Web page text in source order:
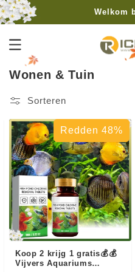
Meteen
naar de
content
Welkom
Gratis
C
l
l
e
c
t
i
:
Wonen & Tuin
Sorteren
Redden 48%
Koop 2 krijg 1 gratis💰💰
Vijvers Aquariums